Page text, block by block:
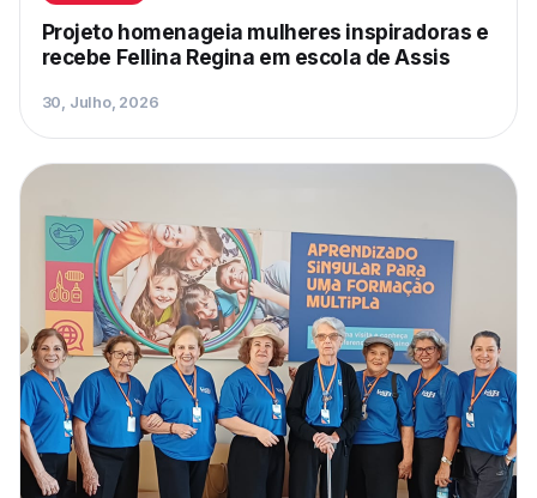
Projeto homenageia mulheres inspiradoras e
recebe Fellina Regina em escola de Assis
30, Julho, 2026